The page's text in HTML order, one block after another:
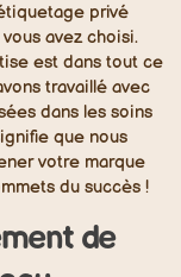
privé
avez choisi.
est dans tout ce
travaillé avec
dans les soins
que nous
votre marque
du succès !
de